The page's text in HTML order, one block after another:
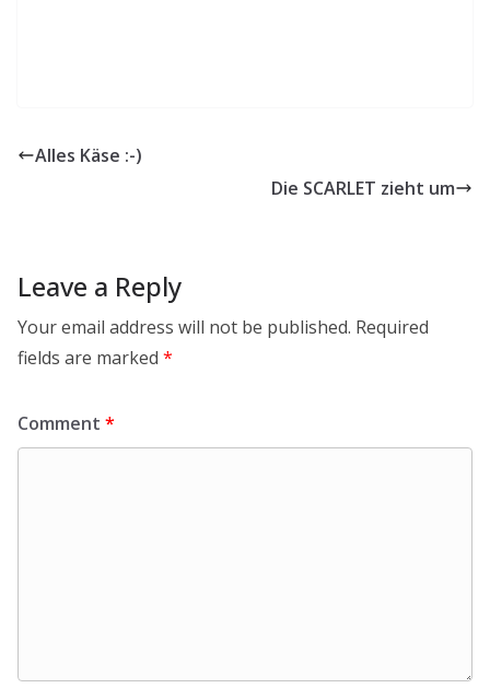
Alles Käse :-)
Die SCARLET zieht um
Leave a Reply
Your email address will not be published. Required
fields are marked *
Comment *